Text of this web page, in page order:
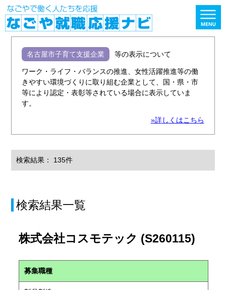
名古屋市子育て支援企業 等の表示について
ワーク・ライフ・バランスの推進、女性活躍推進等の働
きやすい環境づくりに取り組む企業として、国・県・市
等により認定・表彰等されている場合に表示していま
す。
»詳しくはこちら
検索結果： 135件
検索結果一覧
株式会社コスモテック (S260115)
募集職種